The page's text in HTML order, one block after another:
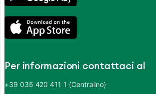
Per informazioni contattaci al
+39 035 420 411 1 (Centralino)